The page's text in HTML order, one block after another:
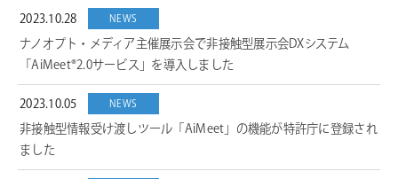
2023.10.28 NEWS
ナノオプト・メディア主催展示会で非接触型展示会DXシステム
「AiMeet®2.0サービス」を導入しました
2023.10.05 NEWS
非接触型情報受け渡しツール「AiMeet」の機能が特許庁に登録され
ました